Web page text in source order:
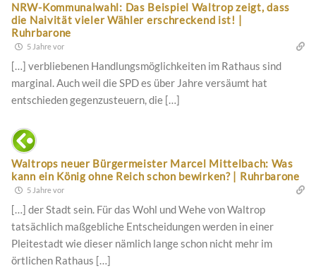
NRW-Kommunalwahl: Das Beispiel Waltrop zeigt, dass
die Naivität vieler Wähler erschreckend ist! |
Ruhrbarone
5 Jahre vor
[…] verbliebenen Handlungsmöglichkeiten im Rathaus sind
marginal. Auch weil die SPD es über Jahre versäumt hat
entschieden gegenzusteuern, die […]
Waltrops neuer Bürgermeister Marcel Mittelbach: Was
kann ein König ohne Reich schon bewirken? | Ruhrbarone
5 Jahre vor
[…] der Stadt sein. Für das Wohl und Wehe von Waltrop
tatsächlich maßgebliche Entscheidungen werden in einer
Pleitestadt wie dieser nämlich lange schon nicht mehr im
örtlichen Rathaus […]